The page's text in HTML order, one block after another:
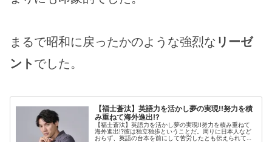
まるで昭和に戻ったかのような強烈な リーゼ
ント でした。
【福士蒼汰】英語力を活かし夢の実現!!努力を積
み重ねて海外進出!?
【福士蒼汰】英語力を活かし夢の実現!!努力を積み重ねて
海外進出!?彼は独立独歩ということだ。周りに日本人など
おらず、英語の台本を前にして苦労したとも伝えられてい